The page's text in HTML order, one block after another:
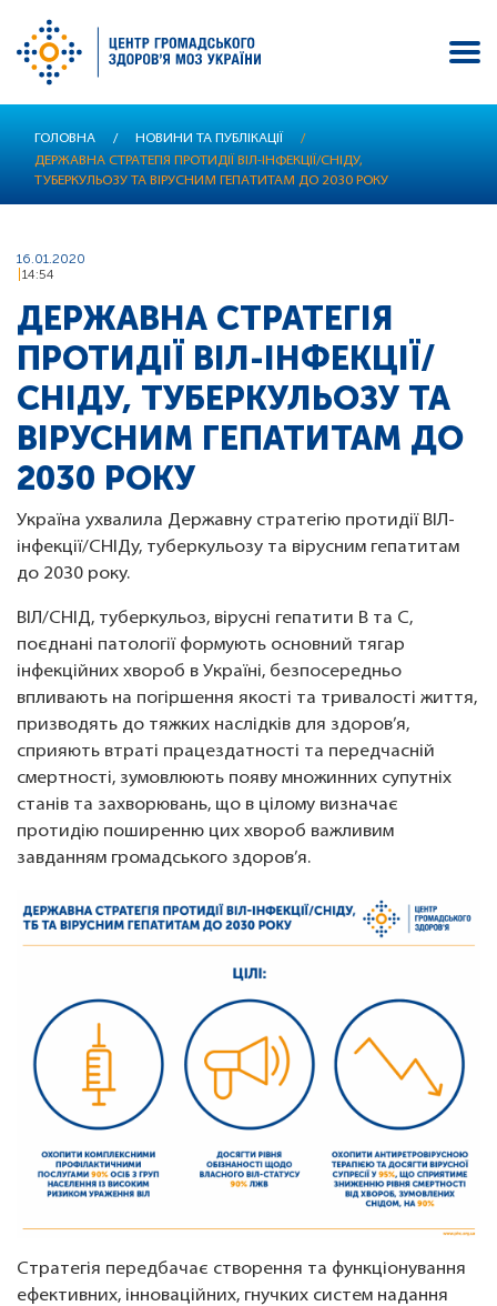
основного
ГОЛОВНА / НОВИНИ ТА ПУБЛІКАЦІЇ
/
ДЕРЖАВНА СТРАТЕГІЯ ПРОТИДІЇ ВІЛ-ІНФЕКЦІЇ/СНІДУ,
ТУБЕРКУЛЬОЗУ ТА ВІРУСНИМ ГЕПАТИТАМ ДО 2030 РОКУ
16.01.2020
14:54
ДЕРЖАВНА СТРАТЕГІЯ
ПРОТИДІЇ ВІЛ-ІНФЕКЦІЇ/
СНІДУ, ТУБЕРКУЛЬОЗУ ТА
ВІРУСНИМ ГЕПАТИТАМ ДО
2030 РОКУ
Україна ухвалила Державну стратегію протидії ВІЛ-
інфекції/СНІДу, туберкульозу та вірусним гепатитам
до 2030 року.
ВІЛ/СНІД, туберкульоз, вірусні гепатити В та С,
поєднані патології формують основний тягар
інфекційних хвороб в Україні, безпосередньо
впливають на погіршення якості та тривалості життя,
призводять до тяжких наслідків для здоров’я,
сприяють втраті працездатності та передчасній
смертності, зумовлюють появу множинних супутніх
станів та захворювань, що в цілому визначає
протидію поширенню цих хвороб важливим
завданням громадського здоров’я.
Стратегія передбачає створення та функціонування
ефективних, інноваційних, гнучких систем надання